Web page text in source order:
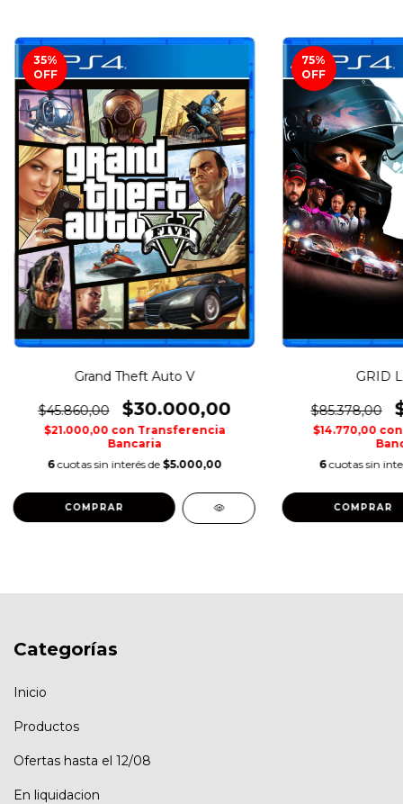
35%
OFF
Grand Theft Auto V
$45.860,00 $30.000,00
$21.000,00 con Transferencia
Bancaria
6 cuotas sin interés de $5.000,00
COMPRAR
75%
OFF
GRID
$85.378,00
$14.770,00 con
6 cuotas sin
COMPRAR
Categorías
Inicio
Productos
Ofertas hasta el 12/08
En liquidacion